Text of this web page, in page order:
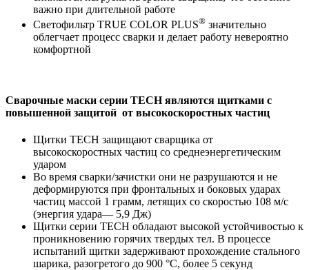
важно при длительной работе
Светофильтр TRUE COLOR PLUS® значительно
облегчает процесс сварки и делает работу невероятно
комфортной
Сварочные маски серии TECH являются щитками c
повышенной защитой от высокоскоростных частиц
Щитки TECH защищают сварщика от
высокоскоростных частиц со среднеэнергетическим
ударом
Во время сварки/зачистки они не разрушаются и не
деформируются при фронтальных и боковых ударах
частиц массой 1 грамм, летящих со скоростью 108 м/с
(энергия удара— 5,9 Дж)
Щитки серии TECH обладают высокой устойчивостью к
проникновению горячих твердых тел. В процессе
испытаний щитки задерживают прохождение стального
шарика, разогретого до 900 °С, более 5 секунд